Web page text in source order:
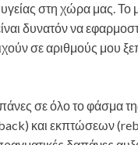
στη χώρα μας. Το
δυνατόν να
σε αριθμούς μου
σε όλο το φάσμα
και εκπτώσεων